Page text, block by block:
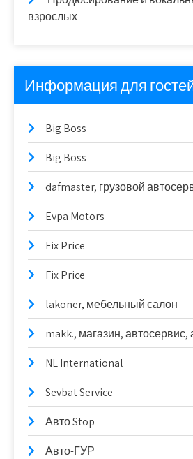
взрослых
Информация для
Big Boss
Big Boss
dafmaster, грузовой
Evpa Motors
Fix Price
Fix Price
lakoner, мебельный салон
makk., магазин, автосервис,
NL International
Sevbat Service
Авто Stop
Авто-ГУР